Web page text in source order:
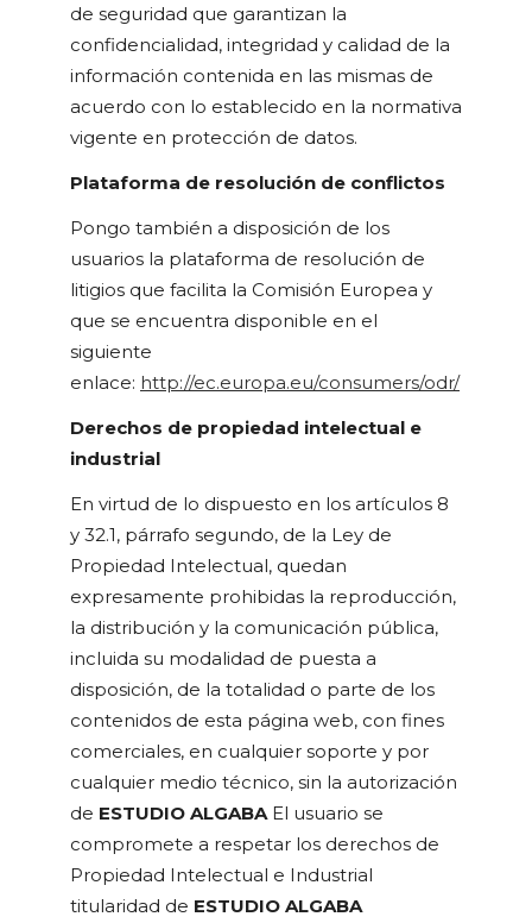
de seguridad que garantizan la
confidencialidad, integridad y calidad de la
información contenida en las mismas de
acuerdo con lo establecido en la normativa
vigente en protección de datos.
Plataforma de resolución de conflictos
Pongo también a disposición de los
usuarios la plataforma de resolución de
litigios que facilita la Comisión Europea y
que se encuentra disponible en el
siguiente
enlace: http://ec.europa.eu/consumers/odr/
Derechos de propiedad intelectual e
industrial
En virtud de lo dispuesto en los artículos 8
y 32.1, párrafo segundo, de la Ley de
Propiedad Intelectual, quedan
expresamente prohibidas la reproducción,
la distribución y la comunicación pública,
incluida su modalidad de puesta a
disposición, de la totalidad o parte de los
contenidos de esta página web, con fines
comerciales, en cualquier soporte y por
cualquier medio técnico, sin la autorización
de ESTUDIO ALGABA El usuario se
compromete a respetar los derechos de
Propiedad Intelectual e Industrial
titularidad de ESTUDIO ALGABA